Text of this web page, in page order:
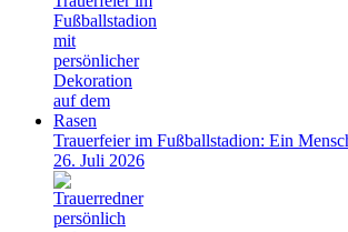
Trauerfeier im Fußballstadion: Ein
26. Juli 2026